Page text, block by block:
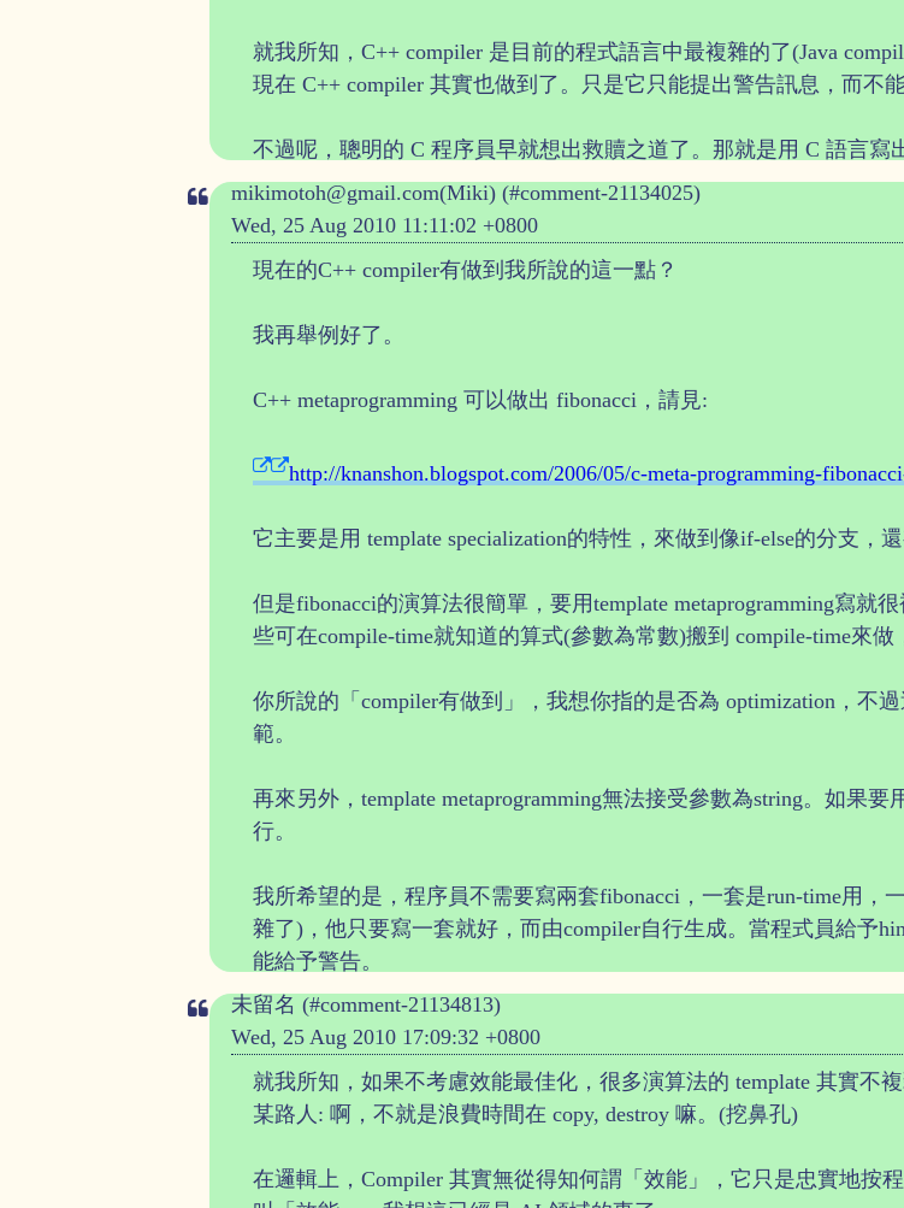
就我所知，C++ compiler 是目前的程式語言中最複雜的了(Java
現在 C++ compiler 其實也做到了。只是它只能提出警告訊息，而不
不過呢，聰明的 C 程序員早就想出救贖之道了。那就是用 C 語言寫
mikimotoh@gmail.com(Miki) (#comment-21134025)
Wed, 25 Aug 2010 11:11:02 +0800
現在的C++ compiler有做到我所說的這一點？
我再舉例好了。
C++ metaprogramming 可以做出 fibonacci，請見:
http://knanshon.blogspot.com/2006/05/c-meta-programming-
它主要是用 template specialization的特性，來做到像if-else的分支，還
但是fibonacci的演算法很簡單，要用template metaprogramming寫
些可在compile-time就知道的算式(參數為常數)搬到 compile-time來
你所說的「compiler有做到」，我想你指的是否為 optimization，不
範。
再來另外，template metaprogramming無法接受參數為string。如果要
行。
我所希望的是，程序員不需要寫兩套fibonacci，一套是run-time用，
雜了)，他只要寫一套就好，而由compiler自行生成。當程式員給予
能給予警告。
未留名 (#comment-21134813)
Wed, 25 Aug 2010 17:09:32 +0800
就我所知，如果不考慮效能最佳化，很多演算法的 template 其實不複
某路人: 啊，不就是浪費時間在 copy, destroy 嘛。(挖鼻孔)
在邏輯上，Compiler 其實無從得知何謂「效能」，它只是忠實地按